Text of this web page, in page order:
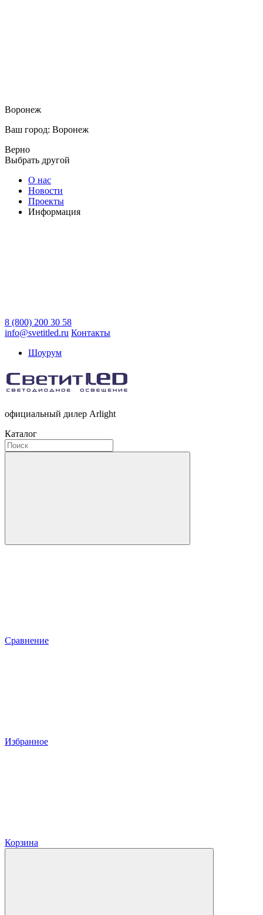
Воронеж
Ваш город: Воронеж
Верно
Выбрать другой
О нас
Новости
Проекты
Информация
8 (800) 200 30 58
info@svetitled.ru Контакты
Шоурум
официальный дилер Arlight
Каталог
Сравнение
Избранное
Корзина